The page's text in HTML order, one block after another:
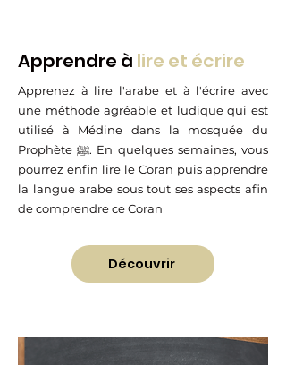
Apprendre à lire et écrire
Apprenez à lire l'arabe et à l'écrire avec
une méthode agréable et ludique qui est
utilisé à Médine dans la mosquée du
Prophète ﷺ. En quelques semaines, vous
pourrez enfin lire le Coran puis apprendre
la langue arabe sous tout ses aspects afin
de comprendre ce Coran
Découvrir